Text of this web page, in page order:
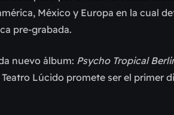
México y Europa en la cual
pre-grabada.
nuevo álbum: Psycho Tropical
Lúcido promete ser el primer